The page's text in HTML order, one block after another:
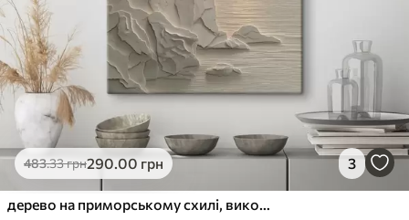
483.33грн290.00 грн 3
дерево на приморському схилі, виконане у стилі барельєфу